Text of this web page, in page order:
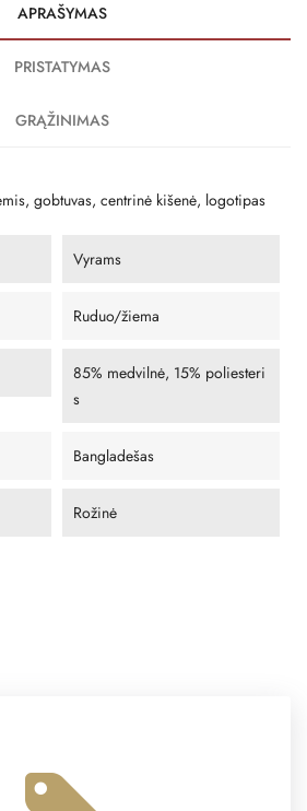
APRAŠYMAS
PRISTATYMAS
GRĄŽINIMAS
gobtuvas, centrinė kišenė, logotipas
Vyrams
Ruduo/žiema
85% medvilnė, 15% poliesteri
s
Bangladešas
Rožinė